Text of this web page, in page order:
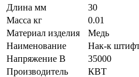
Длина мм
30
Масса кг
0.01
Материал изделия
Медь
Наименование
Нак-к
Напряжение В
35000
Производитель
КВТ